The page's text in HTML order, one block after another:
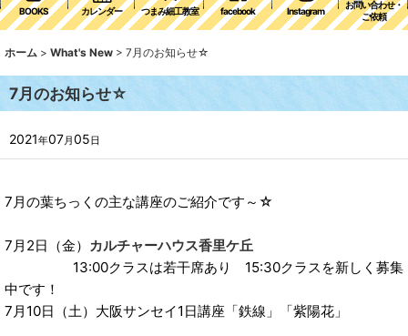
BOOKS カレンダー つまみ細工教室 facebook Instagram
お問い合わせ・
ご依頼
ホーム > What's New > 7月のお知らせ☆
7月のお知らせ☆
2021年07月05日
7月の葉ちっくの主な講座のご紹介です～☆
7月2日（金） カルチャーハウス香里ケ丘
13:00クラスは若干席あり 15:30クラスを新しく募集
中です！
7月10日（土）大阪サンセイ1日講座「鉄線」「紫陽花」